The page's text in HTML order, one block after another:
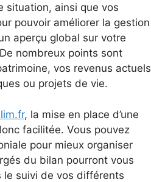
situation, ainsi que vos
pouvoir améliorer la gestion
aperçu global sur votre
nombreux points sont
vos revenus actuels
ou projets de vie.
, la mise en place d’une
facilitée. Vous pouvez
pour mieux organiser
du bilan pourront vous
le suivi de vos différents